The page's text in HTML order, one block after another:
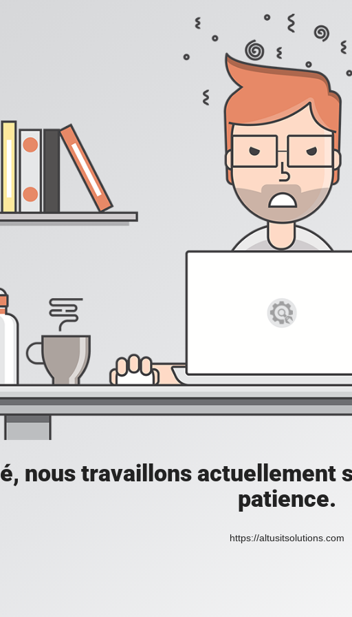
nous travaillons actuellement
patience.
https://altusitsolutions.com